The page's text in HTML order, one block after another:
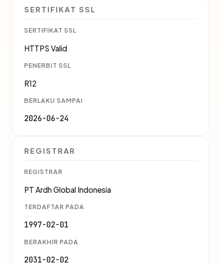
SERTIFIKAT SSL
SERTIFIKAT SSL
HTTPS Valid
PENERBIT SSL
R12
BERLAKU SAMPAI
2026-06-24
REGISTRAR
REGISTRAR
PT Ardh Global Indonesia
TERDAFTAR PADA
1997-02-01
BERAKHIR PADA
2031-02-02